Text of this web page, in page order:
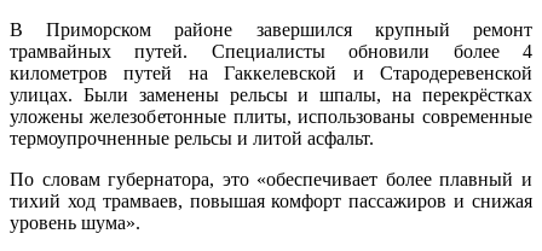
В Приморском районе завершился крупный ремонт
трамвайных путей. Специалисты обновили более 4
километров путей на Гаккелевской и Стародеревенской
улицах. Были заменены рельсы и шпалы, на перекрёстках
уложены железобетонные плиты, использованы современные
термоупрочненные рельсы и литой асфальт.
По словам губернатора, это «обеспечивает более плавный и
тихий ход трамваев, повышая комфорт пассажиров и снижая
уровень шума».